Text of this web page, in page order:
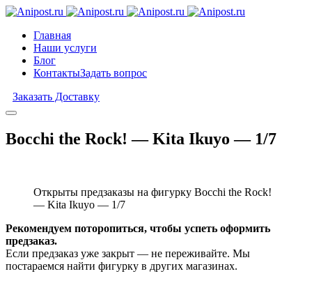
Главная
Наши услуги
Блог
КонтактыЗадать вопрос
Заказать Доставку
Bocchi the Rock! — Kita Ikuyo — 1/7
Открыты предзаказы на фигурку Bocchi the Rock!
— Kita Ikuyo — 1/7
Рекомендуем поторопиться, чтобы успеть оформить
предзаказ.
Если предзаказ уже закрыт — не переживайте. Мы
постараемся найти фигурку в других магазинах.